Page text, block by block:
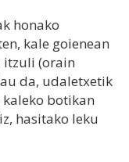
honako
kale goienean
itzuli (orain
da, udaletxetik
botikan
hasitako leku